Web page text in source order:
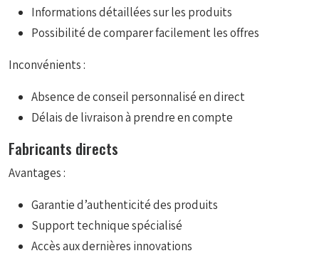
Informations détaillées sur les produits
Possibilité de comparer facilement les offres
Inconvénients :
Absence de conseil personnalisé en direct
Délais de livraison à prendre en compte
Fabricants directs
Avantages :
Garantie d’authenticité des produits
Support technique spécialisé
Accès aux dernières innovations